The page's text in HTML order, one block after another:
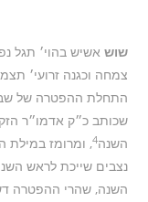
שושאשיש בהוי׳ תגל
צמחה וכגנה זרועי׳
התחלת ההפטרה של
שכותב כ״ק אדמו״ר
השנה4, ומרומז במילת
נצבים שייכת לראש
השנה, שהרי ההפטרה